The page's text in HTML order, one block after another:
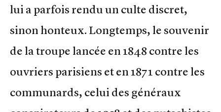
lui a parfois rendu un culte discret,
sinon honteux. Longtemps, le souvenir
de la troupe lancée en 1848 contre les
ouvriers parisiens et en 1871 contre les
communards, celui des généraux